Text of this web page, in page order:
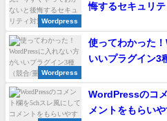
Wordpress
悔するセキュリ
Wordpress
使ってわかった
いいプラグイン3
WordPressのコ
メントをもらい